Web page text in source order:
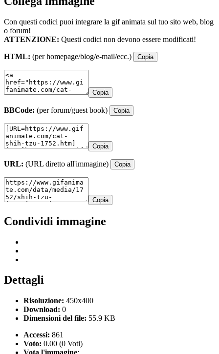
Con questi codici puoi integrare la gif animata sul tuo sito web, blog
o forum!
ATTENZIONE: Questi codici non devono essere modificati!
HTML: (per homepage/blog/e-mail/ecc.) Copia
Copia
BBCode: (per forum/guest book) Copia
Copia
URL: (URL diretto all'immagine) Copia
Copia
Condividi immagine
Dettagli
Risoluzione: 450x400
Download: 0
Dimensioni del file: 55.9 KB
Accessi: 861
Voto: 0.00 (0 Voti)